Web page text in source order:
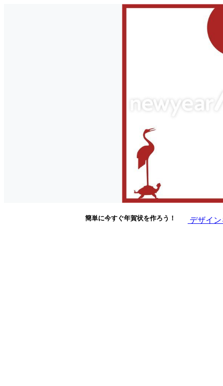
簡単に今すぐ年賀状を作ろう！ デザイ